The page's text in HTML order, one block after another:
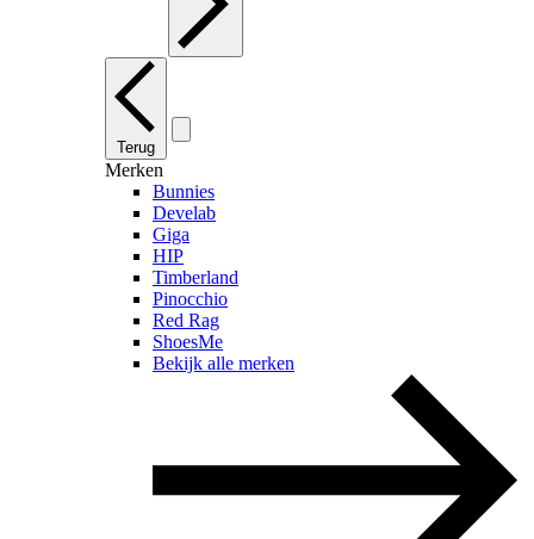
Terug
Merken
Bunnies
Develab
Giga
HIP
Timberland
Pinocchio
Red Rag
ShoesMe
Bekijk alle merken